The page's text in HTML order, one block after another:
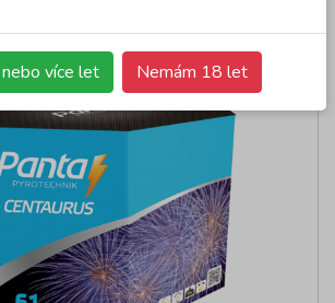
více let Nemám 18 let